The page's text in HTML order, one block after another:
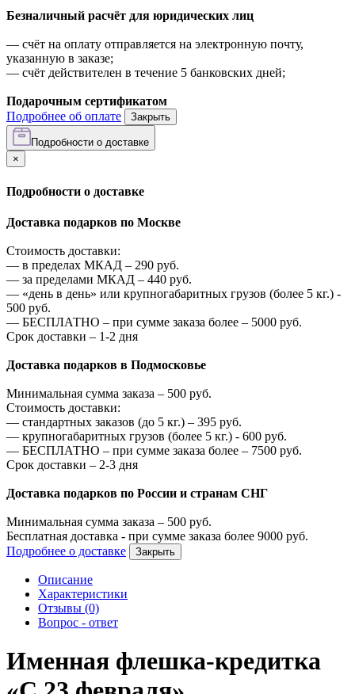
Безналичный расчёт для юридических лиц
— счёт на оплату отправляется на электронную почту,
указанную в заказе;
— счёт действителен в течение 5 банковских дней;
Подарочным сертификатом
Подробнее об оплате
Закрыть
Подробности о доставке
×
Подробности о доставке
Доставка подарков по Москве
Стоимость доставки:
— в пределах МКАД – 290 руб.
— за пределами МКАД – 440 руб.
— «день в день» или крупногабаритных грузов (более 5 кг.) -
500 руб.
— БЕСПЛАТНО – при сумме заказа более – 5000 руб.
Срок доставки – 1-2 дня
Доставка подарков в Подмосковье
Минимальная сумма заказа – 500 руб.
Стоимость доставки:
— стандартных заказов (до 5 кг.) – 395 руб.
— крупногабаритных грузов (более 5 кг.) - 600 руб.
— БЕСПЛАТНО – при сумме заказа более – 7500 руб.
Срок доставки – 2-3 дня
Доставка подарков по России и странам СНГ
Минимальная сумма заказа – 500 руб.
Бесплатная доставка - при сумме заказа более 9000 руб.
Подробнее о доставке
Закрыть
Описание
Характеристики
Отзывы (0)
Вопрос - ответ
Именная флешка-кредитка